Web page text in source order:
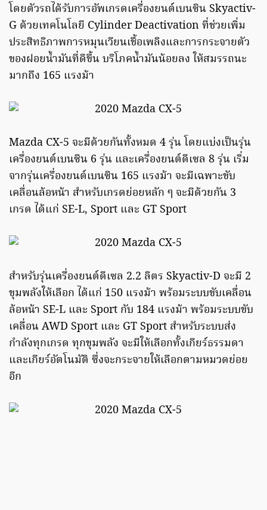
โดยตัวรถได้รับการอัพเกรดเครื่องยนต์เบนซิน Skyactiv-
G ด้วยเทคโนโลยี Cylinder Deactivation ที่ช่วยเพิ่ม
ประสิทธิภาพการหมุนเวียนเชื้อเพลิงและการกระจายตัว
ของฝอยน้ำมันที่ดีขึ้น บริโภคน้ำมันน้อยลง ให้สมรรถนะ
มากถึง 165 แรงม้า
Mazda CX-5 จะมีด้วยกันทั้งหมด 4 รุ่น โดยแบ่งเป็นรุ่น
เครื่องยนต์เบนซิน 6 รุ่น และเครื่องยนต์ดีเซล 8 รุ่น เริ่ม
จากรุ่นเครื่องยนต์เบนซิน 165 แรงม้า จะมีเฉพาะขับ
เคลื่อนล้อหน้า สำหรับเกรดย่อยหลัก ๆ จะมีด้วยกัน 3
เกรด ได้แก่ SE-L, Sport และ GT Sport
สำหรับรุ่นเครื่องยนต์ดีเซล 2.2 ลิตร Skyactiv-D จะมี 2
ขุมพลังให้เลือก ได้แก่ 150 แรงม้า พร้อมระบบขับเคลื่อน
ล้อหน้า SE-L และ Sport กับ 184 แรงม้า พร้อมระบบขับ
เคลื่อน AWD Sport และ GT Sport สำหรับระบบส่ง
กำลังทุกเกรด ทุกขุมพลัง จะมีให้เลือกทั้งเกียร์ธรรมดา
และเกียร์อัตโนมัติ ซึ่งจะกระจายให้เลือกตามหมวดย่อย
อีก